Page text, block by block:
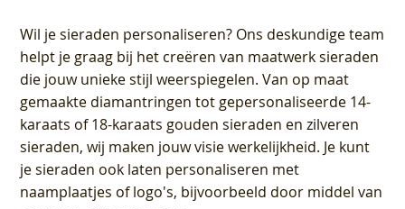
Wil je sieraden personaliseren? Ons deskundige team
helpt je graag bij het creëren van maatwerk sieraden
die jouw unieke stijl weerspiegelen. Van op maat
gemaakte diamantringen tot gepersonaliseerde 14-
karaats of 18-karaats gouden sieraden en zilveren
sieraden, wij maken jouw visie werkelijkheid. Je kunt
je sieraden ook laten personaliseren met
naamplaatjes of logo's, bijvoorbeeld door middel van